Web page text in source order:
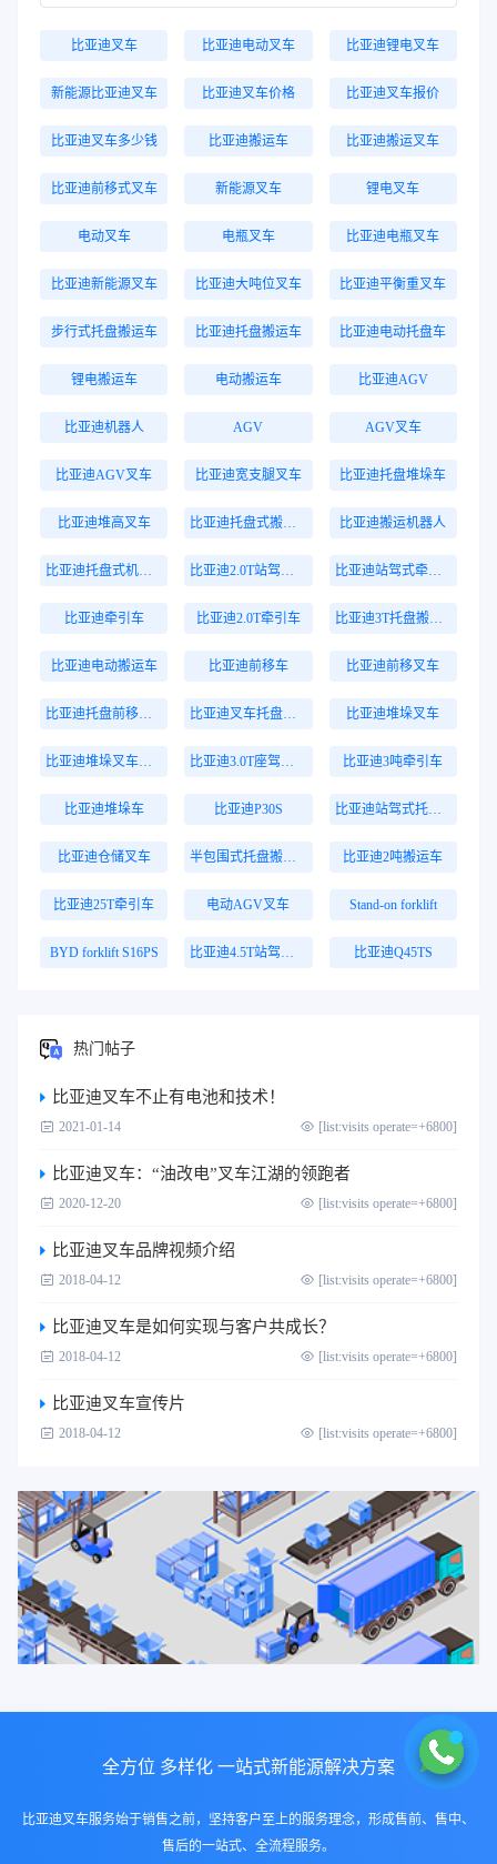
比亚迪叉车 比亚迪电动叉车 比亚迪锂电叉车
新能源比亚迪叉车 比亚迪叉车价格 比亚迪叉车报价
比亚迪叉车多少钱 比亚迪搬运车 比亚迪搬运叉车
比亚迪前移式叉车 新能源叉车 锂电叉车
电动叉车 电瓶叉车 比亚迪电瓶叉车
比亚迪新能源叉车 比亚迪大吨位叉车 比亚迪平衡重叉车
步行式托盘搬运车 比亚迪托盘搬运车 比亚迪电动托盘车
锂电搬运车 电动搬运车 比亚迪AGV
比亚迪机器人 AGV AGV叉车
比亚迪AGV叉车 比亚迪宽支腿叉车 比亚迪托盘堆垛车
比亚迪堆高叉车 比亚迪托盘式搬运机器人 比亚迪搬运机器人
比亚迪托盘式机器人 比亚迪2.0T站驾式牵引车 比亚迪站驾式牵引车
比亚迪牵引车 比亚迪2.0T牵引车 比亚迪3T托盘搬运车
比亚迪电动搬运车 比亚迪前移车 比亚迪前移叉车
比亚迪托盘前移叉车 比亚迪叉车托盘搬运车 比亚迪堆垛叉车
比亚迪堆垛叉车价格 比亚迪3.0T座驾式牵引车 比亚迪3吨牵引车
比亚迪堆垛车 比亚迪P30S 比亚迪站驾式托盘搬运车
比亚迪仓储叉车 半包围式托盘搬运车 比亚迪2吨搬运车
比亚迪25T牵引车 电动AGV叉车 Stand-on forklift
BYD forklift S16PS 比亚迪4.5T站驾式牵引车 比亚迪Q45TS
热门帖子
比亚迪叉车不止有电池和技术！
2021-01-14 [list:visits operate=+6800]
比亚迪叉车：“油改电”叉车江湖的领跑者
2020-12-20 [list:visits operate=+6800]
比亚迪叉车品牌视频介绍
2018-04-12 [list:visits operate=+6800]
比亚迪叉车是如何实现与客户共成长？
2018-04-12 [list:visits operate=+6800]
比亚迪叉车宣传片
2018-04-12 [list:visits operate=+6800]
全方位 多样化 一站式新能源解决方案
比亚迪叉车服务始于销售之前，坚持客户至上的服务理念，形成售前、售中、
售后的一站式、全流程服务。